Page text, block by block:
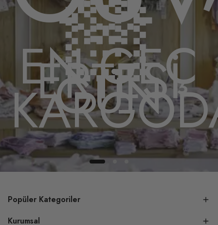
🏻
EN GEÇ
ERTESİ
GÜN
Popüler Kategoriler
Kurumsal